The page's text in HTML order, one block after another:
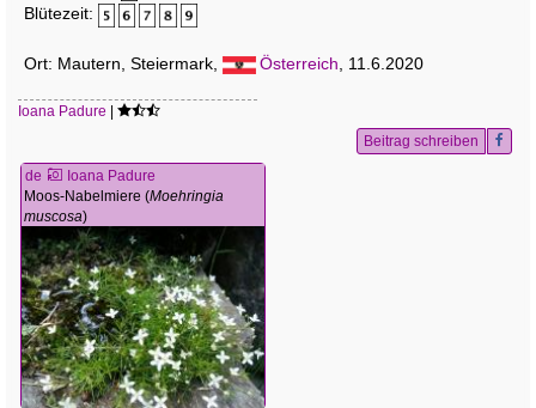
Blütezeit:
Ort: Mautern, Steiermark, Österreich , 11.6.2020
Ioana Padure |
Beitrag schreiben
de
Ioana Padure
Moos-Nabelmiere (Moehringia
muscosa)